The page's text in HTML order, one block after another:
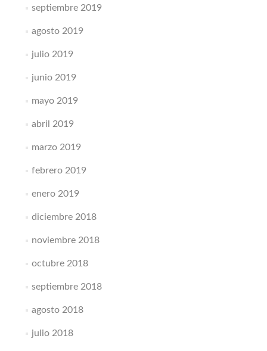
septiembre 2019
agosto 2019
julio 2019
junio 2019
mayo 2019
abril 2019
marzo 2019
febrero 2019
enero 2019
diciembre 2018
noviembre 2018
octubre 2018
septiembre 2018
agosto 2018
julio 2018